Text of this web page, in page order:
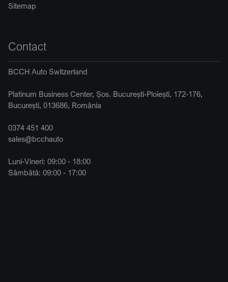
Sitemap
Contact
BCCH Auto Switzerland
Platinum Business Center, Șos. București-Ploiești, 172-176,
București, 013686, România
0374 451 400
sales@bcchauto
Luni-Vineri: 09:00 - 18:00
Sâmbătă: 09:00 - 17:00